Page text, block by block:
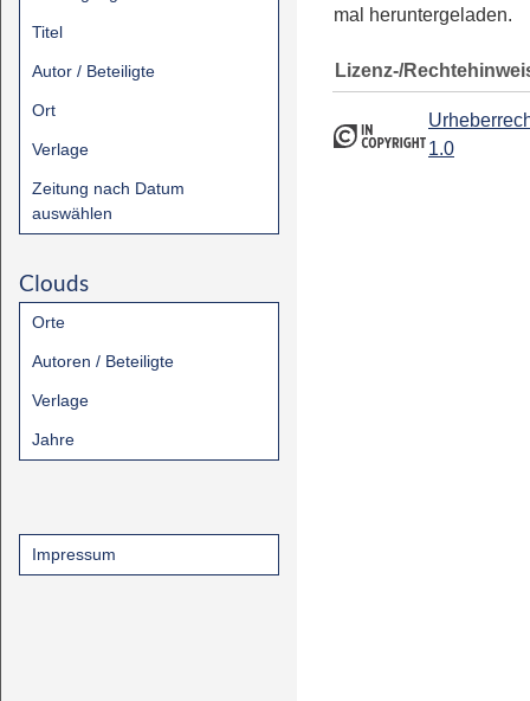
Titel
Autor / Beteiligte
Ort
Verlage
Zeitung nach Datum
auswählen
Clouds
Orte
Autoren / Beteiligte
Verlage
Jahre
Impressum
mal heruntergeladen.
Lizenz-/
1.0